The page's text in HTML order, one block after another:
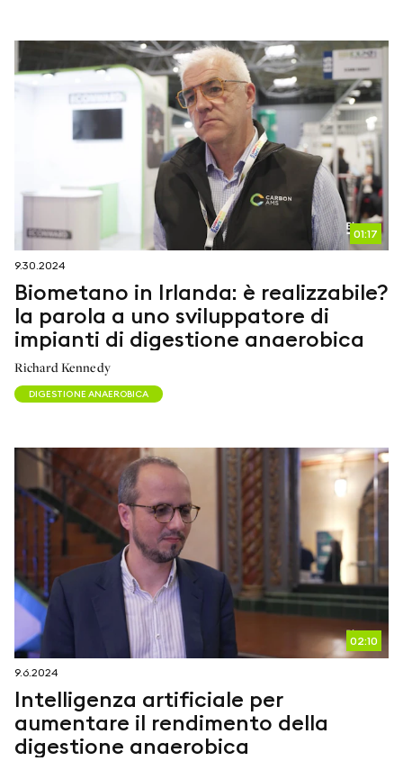
01:17
9.30.2024
Biometano in Irlanda: è realizzabile?
la parola a uno sviluppatore di
impianti di digestione anaerobica
Richard Kennedy
DIGESTIONE ANAEROBICA
02:10
9.6.2024
Intelligenza artificiale per
aumentare il rendimento della
digestione anaerobica